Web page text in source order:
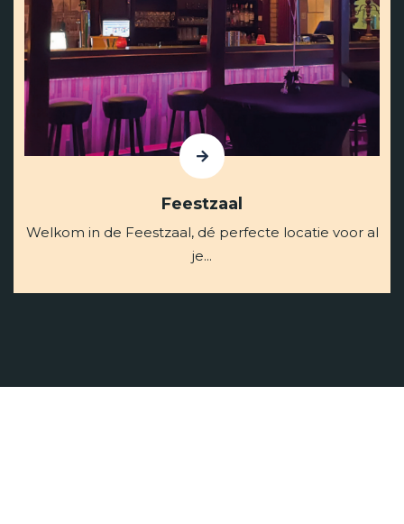
Feestzaal
Welkom in de Feestzaal, dé perfecte locatie voor al
je...
Contact